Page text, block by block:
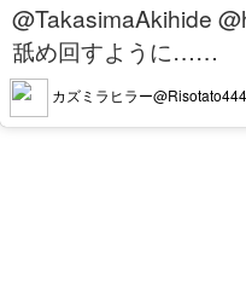
@TakasimaAkihide
舐め回すように……
カズミラヒラー